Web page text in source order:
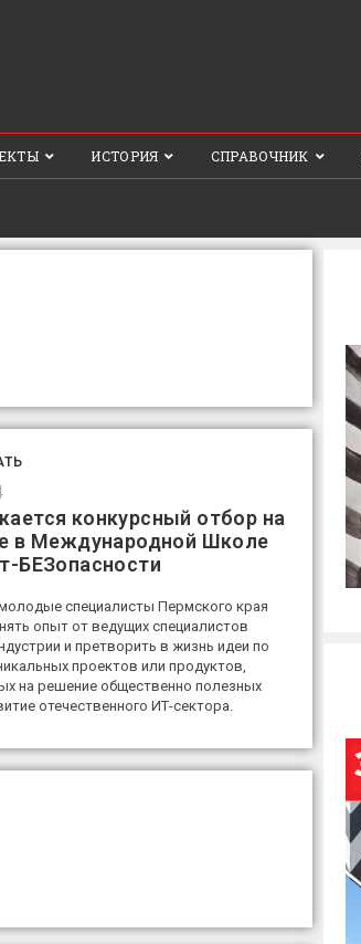
ИСТОРИЯ СПРАВОЧНИК
конкурсный отбор на
в Международной Школе
БЕЗопасности
специалисты Пермского края
опыт от ведущих специалистов
и претворить в жизнь идеи по
проектов или продуктов,
на решение общественно полезных
отечественного ИТ-сектора.